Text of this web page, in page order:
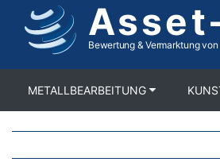
Bewertung & Vermarktung
METALLBEARBEITUNG